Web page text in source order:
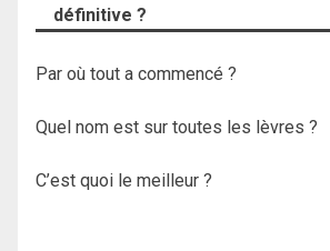
définitive ?
Par où tout a commencé ?
Quel nom est sur toutes les lèvres ?
C’est quoi le meilleur ?